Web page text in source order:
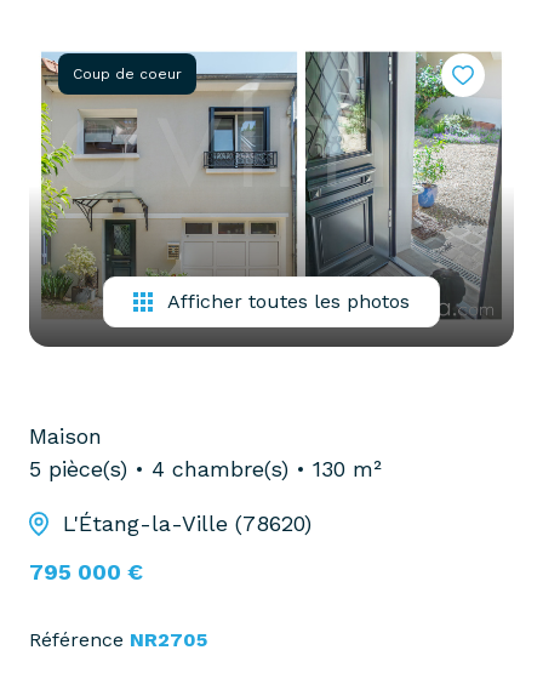
nous
votre
recherche
acheter
biens
pro
louer
biens
gestion
locative
vendre
mon
bien
confiez-
nous
votre
Coup de coeur
Afficher toutes les photos
Maison
5 pièce(s)
4 chambre(s) 130 m²
L'Étang-la-Ville (78620)
795 000 €
Référence NR2705